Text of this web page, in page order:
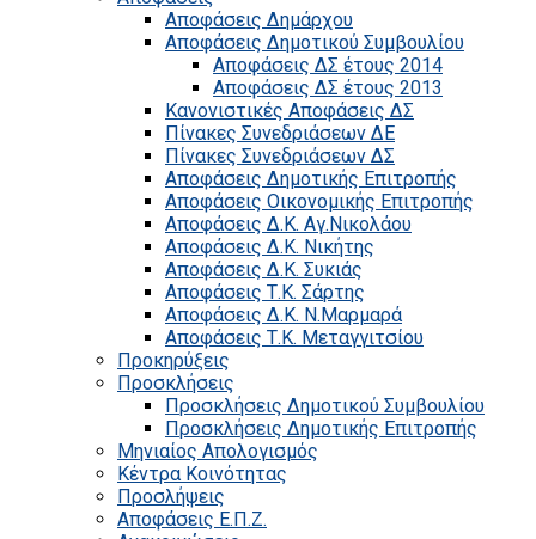
Αποφάσεις Δημάρχου
Αποφάσεις Δημοτικού Συμβουλίου
Αποφάσεις ΔΣ έτους 2014
Αποφάσεις ΔΣ έτους 2013
Κανονιστικές Αποφάσεις ΔΣ
Πίνακες Συνεδριάσεων ΔΕ
Πίνακες Συνεδριάσεων ΔΣ
Αποφάσεις Δημοτικής Επιτροπής
Αποφάσεις Οικονομικής Επιτροπής
Αποφάσεις Δ.Κ. Αγ.Νικολάου
Αποφάσεις Δ.Κ. Νικήτης
Αποφάσεις Δ.Κ. Συκιάς
Αποφάσεις Τ.Κ. Σάρτης
Αποφάσεις Δ.Κ. Ν.Μαρμαρά
Αποφάσεις Τ.Κ. Μεταγγιτσίου
Προκηρύξεις
Προσκλήσεις
Προσκλήσεις Δημοτικού Συμβουλίου
Προσκλήσεις Δημοτικής Επιτροπής
Μηνιαίος Απολογισμός
Κέντρα Κοινότητας
Προσλήψεις
Αποφάσεις Ε.Π.Ζ.